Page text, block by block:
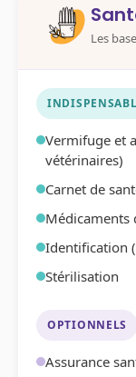
Les
Vermifuge et
vétérinaires)
Carnet de
Médicaments
Identification
Stérilisation
OPTIONNELS
Assurance